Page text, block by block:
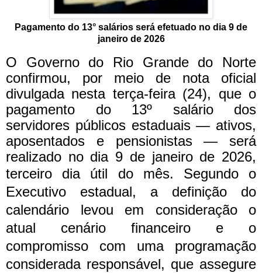
Pagamento do 13° salários será efetuado no dia 9 de
janeiro de 2026
O Governo do Rio Grande do Norte
confirmou, por meio de nota oficial
divulgada nesta terça-feira (24), que o
pagamento do 13º salário dos
servidores públicos estaduais — ativos,
aposentados e pensionistas — será
realizado no dia 9 de janeiro de 2026,
terceiro dia útil do mês. Segundo o
Executivo estadual, a definição do
calendário levou em consideração o
atual cenário financeiro e o
compromisso com uma programação
considerada responsável, que assegure